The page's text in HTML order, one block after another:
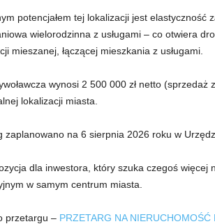
potencjałem tej lokalizacji jest elastyczność
wielorodzinna z usługami – co otwiera
mieszanej, łączącej mieszkania z usługami.
wynosi 2 500 000 zł netto
lokalizacji miasta.
zaplanowano na 6 sierpnia 2026 roku w
dla inwestora, który szuka czegoś więcej
w samym centrum miasta.
przetargu – PRZETARG NA